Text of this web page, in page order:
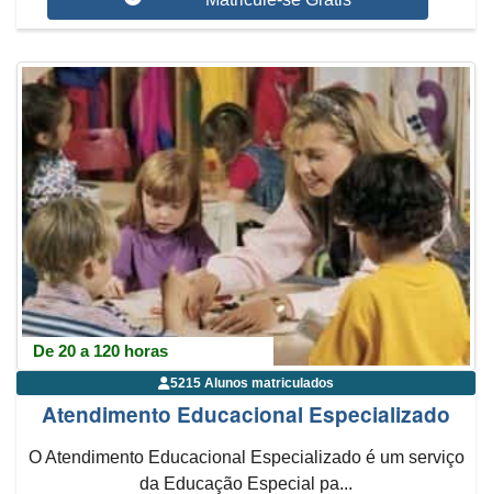
De 20 a 120 horas
5215 Alunos matriculados
Atendimento Educacional Especializado
O Atendimento Educacional Especializado é um serviço
da Educação Especial pa...